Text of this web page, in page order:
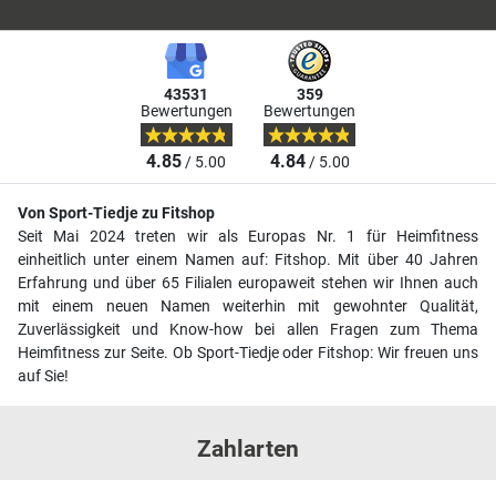
43531
Bewertungen
4.85/ 5.00
359
Bewertungen
4.84/ 5.00
Von Sport-Tiedje zu Fitshop
Seit Mai 2024 treten wir als Europas Nr. 1 für Heimfitness
einheitlich unter einem Namen auf: Fitshop. Mit über 40 Jahren
Erfahrung und über 65 Filialen europaweit stehen wir Ihnen auch
mit einem neuen Namen weiterhin mit gewohnter Qualität,
Zuverlässigkeit und Know-how bei allen Fragen zum Thema
Heimfitness zur Seite. Ob Sport-Tiedje oder Fitshop: Wir freuen uns
auf Sie!
Zahlarten